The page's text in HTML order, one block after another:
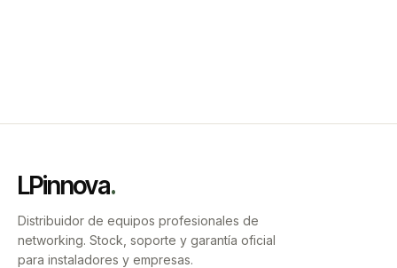
LPinnova.
Distribuidor de equipos profesionales de
networking. Stock, soporte y garantía oficial
para instaladores y empresas.